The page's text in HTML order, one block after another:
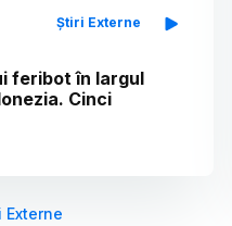
Știri Externe
feribot în largul
Cinci
Externe